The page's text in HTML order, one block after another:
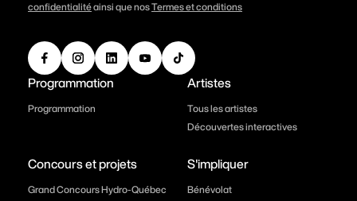
confidentialitéainsi que nosTermes et conditions
Programmation
Programmation
Artistes
Tous les artistes
Découvertes interactives
Concours et projets
Grand Concours Hydro-Québec
S'impliquer
Bénévolat